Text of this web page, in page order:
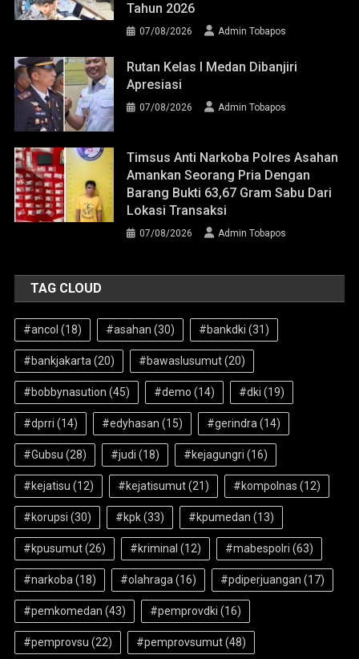
Tahun 2026
07/08/2026 Admin Tobapos
Rutan Kelas I Medan Dibanjiri
Apresiasi
07/08/2026 Admin Tobapos
Timsus Anti Narkoba Polres Asahan
Amankan Seorang Pria Dengan
Barang Bukti 63,67 Gram Sabu Dari
Lokasi Transaksi
07/08/2026 Admin Tobapos
TAG CLOUD
#ancol (18) #asahan (30) #bankdki (31)
#bankjakarta (20) #bawaslusumut(20)
#bobbynasution (45) #demo (14) #dki (19)
#dprri (14) #edyhasan (15) #gerindra (14)
#Gubsu (28) #judi (18) #kejagungri (16)
#kejatisu (12) #kejatisumut(21) #kompolnas (12)
#korupsi (30) #kpk(33) #kpumedan (13)
#kpusumut(26) #kriminal (12) #mabespolri (63)
#narkoba (18) #olahraga (16) #pdiperjuangan (17)
#pemkomedan (43) #pemprovdki (16)
#pemprovsu (22) #pemprovsumut(48)